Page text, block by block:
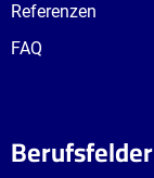
Referenzen
FAQ
Berufsfelder